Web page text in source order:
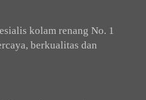
kolam renang No. 1
berkualitas dan